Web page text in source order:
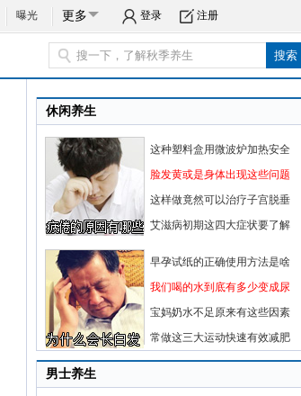
曝光 更多 登录 注册
休闲养生
这种塑料盒用微波炉加热安全
脸发黄或是身体出现这些问题
这样做竟然可以治疗子宫脱垂
艾滋病初期这四大症状要了解
早孕试纸的正确使用方法是啥
我们喝的水到底有多少变成尿
宝妈奶水不足原来有这些因素
常做这三大运动快速有效减肥
男士养生